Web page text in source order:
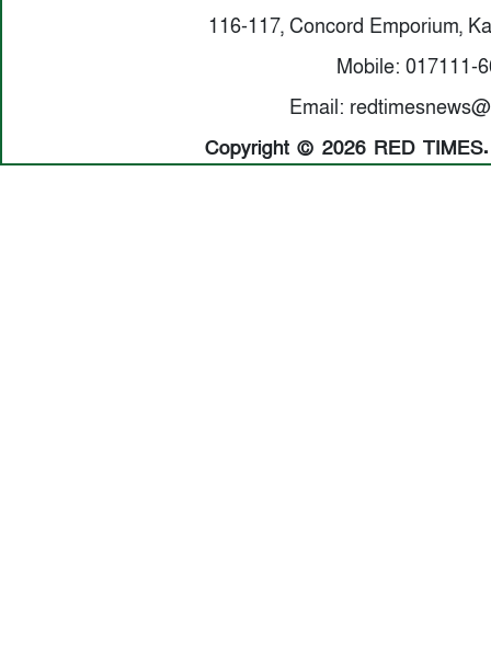
116-117, Concord Emporium,
Mobile: 017111-
Email:
Copyright © 2026 RED